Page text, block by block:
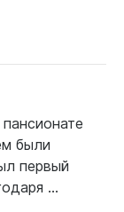
были
первый
...